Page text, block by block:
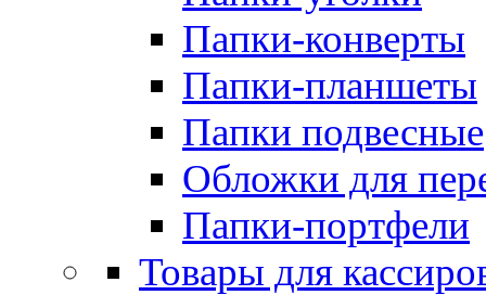
Папки-конверты
Папки-планшеты
Папки подвесные
Обложки для
Папки-портфели
Товары для